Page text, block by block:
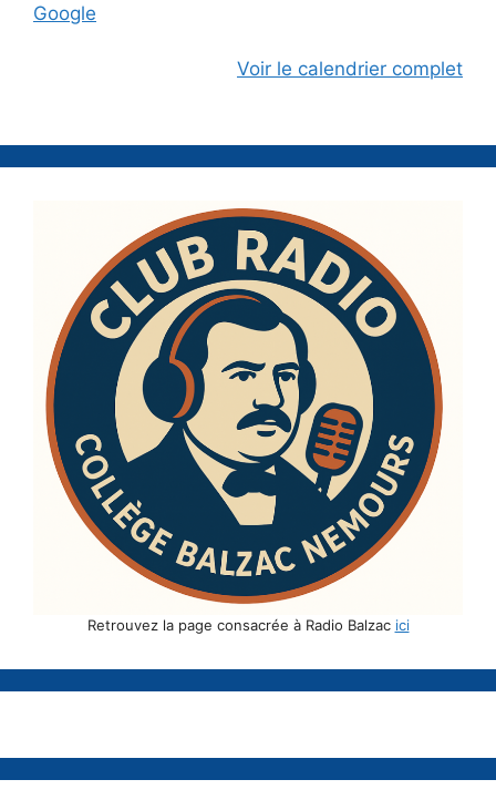
Google
Voir le calendrier complet
Retrouvez la page consacrée à Radio Balzac ici